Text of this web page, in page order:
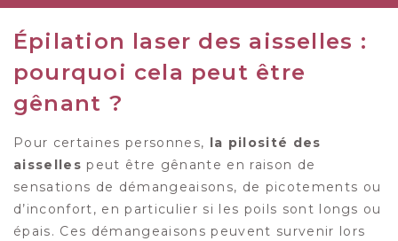
Épilation laser des aisselles :
pourquoi cela peut être
gênant ?
Pour certaines personnes, la pilosité des
aisselles peut être gênante en raison de
sensations de démangeaisons, de picotements ou
d’inconfort, en particulier si les poils sont longs ou
épais. Ces démangeaisons peuvent survenir lors